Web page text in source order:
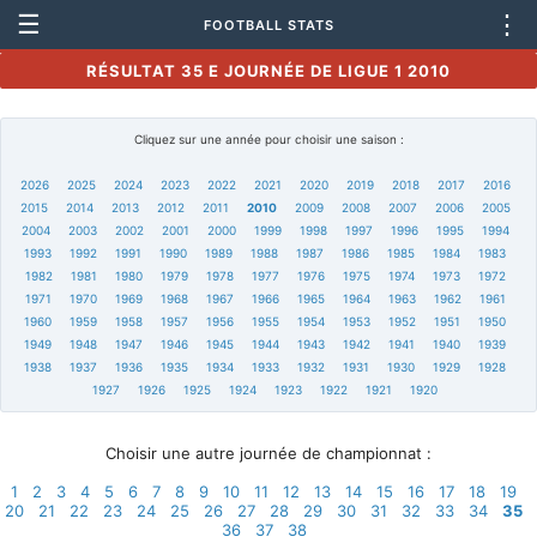
☰ FOOTBALL STATS ⋮
RÉSULTAT 35 E JOURNÉE DE LIGUE 1 2010
Cliquez sur une année pour choisir une saison :
2026 2025 2024 2023 2022 2021 2020 2019 2018 2017
2016
2015
2014 2013 2012 2011 2010 2009 2008 2007 2006
2005
2004
2003 2002 2001 2000 1999 1998 1997 1996 1995
1994
1993
1992 1991 1990 1989 1988 1987 1986 1985 1984
1983
1982
1981 1980 1979 1978 1977 1976 1975 1974 1973
1972
1971
1970 1969 1968 1967 1966 1965 1964 1963 1962
1961
1960
1959 1958 1957 1956 1955 1954 1953 1952 1951
1950
1949
1948 1947 1946 1945 1944 1943 1942 1941 1940
1939
1938
1937 1936 1935 1934 1933 1932 1931 1930 1929
1928
1927
1926 1925 1924 1923 1922 1921 1920
Choisir une autre journée de championnat :
1
2 3 4 5 6 7 8 9 10 11 12 13 14 15 16 17 18
19
20
21 22 23 24 25 26 27 28 29 30 31 32 33 34
35
36
37 38